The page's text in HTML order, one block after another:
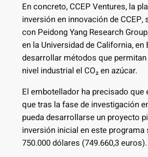
En concreto, CCEP Ventures, la
inversión en innovación de CCEP,
con Peidong Yang Research
en la Universidad de California, en
desarrollar métodos que
nivel industrial el CO₂ en azúcar.
El embotellador ha precisado que
que tras la fase de investigación
pueda desarrollarse un proyecto
inversión inicial en este programa
750.000 dólares (749.660,3 euros).